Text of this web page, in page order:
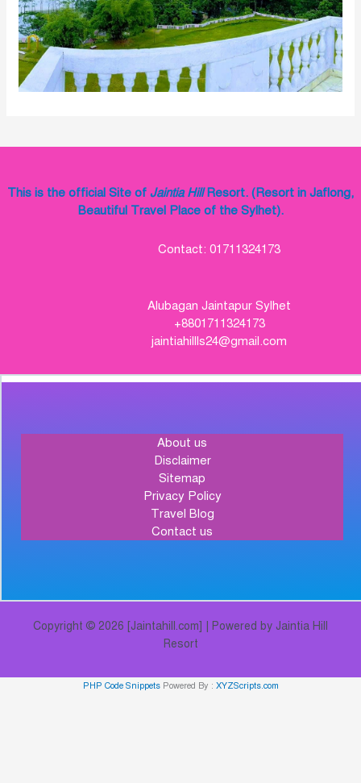
This is the official Site of Jaintia HillResort. (Resort in Jaflong,
Beautiful Travel Place of the Sylhet).
Contact: 01711324173
Alubagan Jaintapur Sylhet
+8801711324173
jaintiahillls24@gmail.com
About us
Disclaimer
Sitemap
Privacy Policy
Travel Blog
Contact us
Copyright © 2026 [Jaintahill.com] | Powered by Jaintia Hill
Resort
PHP Code SnippetsPowered By : XYZScripts.com